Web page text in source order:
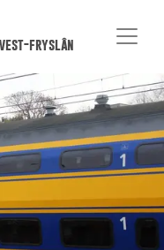
fryslân